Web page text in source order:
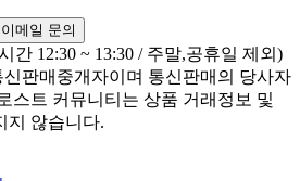
이메일 문의
간 12:30 ~ 13:30 / 주말,공휴일 제외)
판매중개자이며 통신판매의 당사자
스트 커뮤니티는 상품 거래정보 및
지 않습니다.